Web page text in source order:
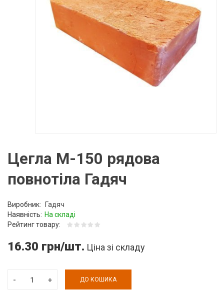
Цегла М-150 рядова
повнотіла Гадяч
Виробник:
Гадяч
Наявність: На складі
Рейтинг товару:
16.30 грн/шт. Ціна зі складу
ДО КОШИКА